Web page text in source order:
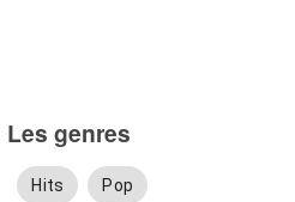
Les genres
Hits Pop